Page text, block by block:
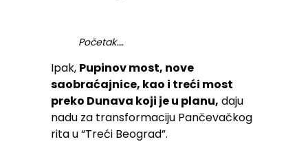
Početak….
Ipak, Pupinov most, nove
saobraćajnice, kao i treći most
preko Dunava koji je u planu, daju
nadu za transformaciju Pančevačkog
rita u “Treći Beograd”.